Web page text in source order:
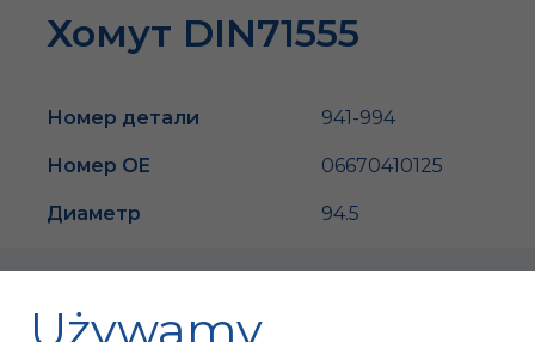
Хомут DIN71555
Номер детали 941-994
Номер OE 06670410125
Диаметр 94.5
Używamy